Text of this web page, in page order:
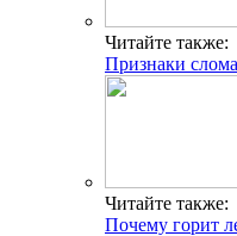
Читайте также:
Признаки
Читайте также:
Почему горит